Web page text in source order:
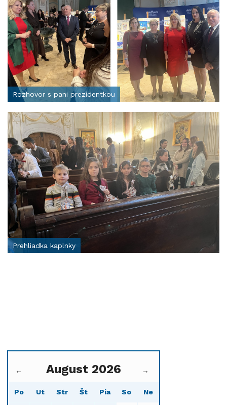
Rozhovor s pani prezidentkou
Prehliadka kaplnky
← August 2026 →
Po Ut Str Št Pia So Ne